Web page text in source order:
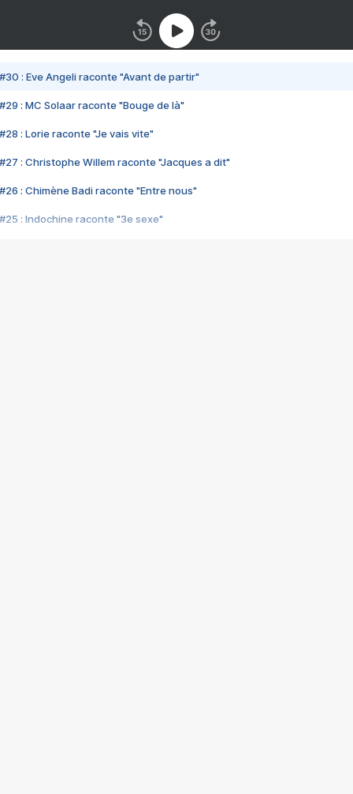
#30 : Eve Angeli raconte "Avant de partir"
#29 : MC Solaar raconte "Bouge de là"
#28 : Lorie raconte "Je vais vite"
#27 : Christophe Willem raconte "Jacques a dit"
#26 : Chimène Badi raconte "Entre nous"
#25 : Indochine raconte "3e sexe"